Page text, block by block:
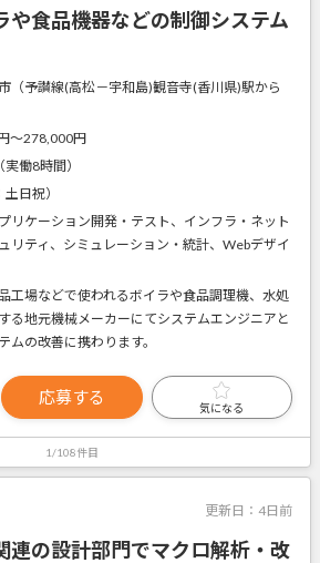
や食品機器などの制御システム
（予讃線(高松－宇和島)観音寺(香川県)駅から
〜278,000円
働8時間）
日祝）
リケーション開発・テスト、インフラ・ネット
リティ、シミュレーション・統計、Webデザイ
工場などで使われるボイラや食品調理機、水処
る地元機械メーカーにてシステムエンジニアと
ムの改善に携わります。
応募する
気になる
1/108件目
更新日： 4日前
連の設計部門でマクロ解析・改